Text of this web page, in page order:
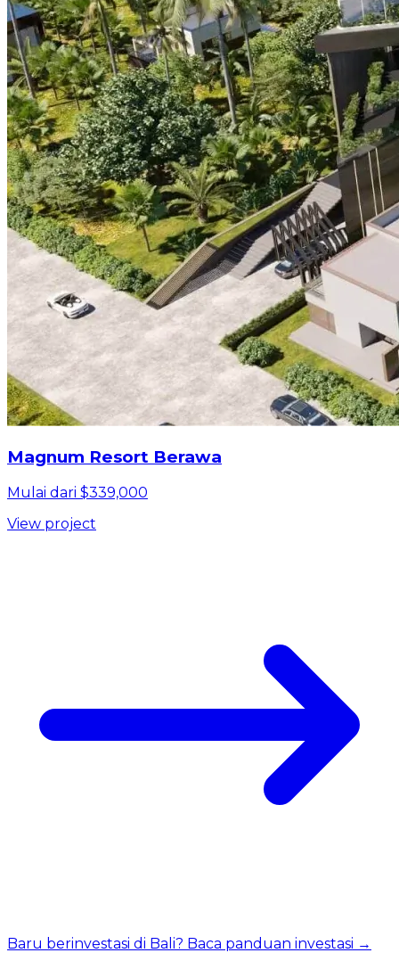
Magnum Resort Berawa
Mulai dari $339,000
View project
Baru berinvestasi di Bali? Baca panduan investasi →